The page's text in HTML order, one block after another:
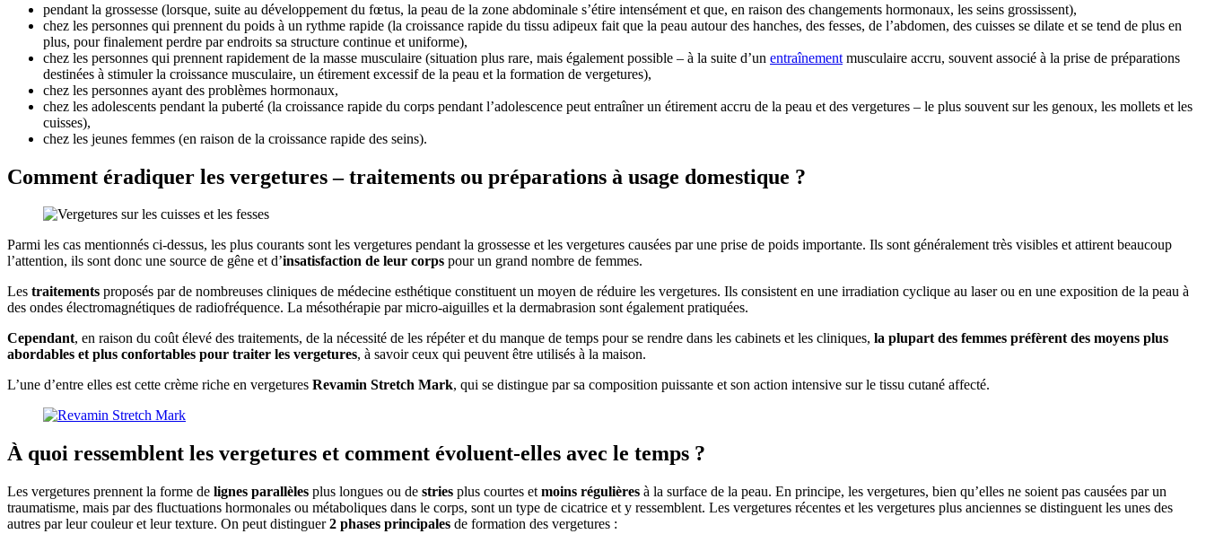
pendant la grossesse (lorsque, suite au développement du fœtus, la peau de la zone abdominale s’étire intensément et que, en raison des changements hormonaux, les seins grossissent),
chez les personnes qui prennent du poids à un rythme rapide (la croissance rapide du tissu adipeux fait que la peau autour des hanches, des fesses, de l’abdomen, des cuisses se dilate et se tend de plus en
plus, pour finalement perdre par endroits sa structure continue et uniforme),
chez les personnes qui prennent rapidement de la masse musculaire (situation plus rare, mais également possible – à la suite d’un entraînement musculaire accru, souvent associé à la prise de préparations
destinées à stimuler la croissance musculaire, un étirement excessif de la peau et la formation de vergetures),
chez les personnes ayant des problèmes hormonaux,
chez les adolescents pendant la puberté (la croissance rapide du corps pendant l’adolescence peut entraîner un étirement accru de la peau et des vergetures – le plus souvent sur les genoux, les mollets et les
cuisses),
chez les jeunes femmes (en raison de la croissance rapide des seins).
Comment éradiquer les vergetures – traitements ou préparations à usage domestique ?
Parmi les cas mentionnés ci-dessus, les plus courants sont les vergetures pendant la grossesse et les vergetures causées par une prise de poids importante. Ils sont généralement très visibles et attirent beaucoup
l’attention, ils sont donc une source de gêne et d’insatisfaction de leur corps pour un grand nombre de femmes.
Les traitements proposés par de nombreuses cliniques de médecine esthétique constituent un moyen de réduire les vergetures. Ils consistent en une irradiation cyclique au laser ou en une exposition de la peau à
des ondes électromagnétiques de radiofréquence. La mésothérapie par micro-aiguilles et la dermabrasion sont également pratiquées.
Cependant, en raison du coût élevé des traitements, de la nécessité de les répéter et du manque de temps pour se rendre dans les cabinets et les cliniques, la plupart des femmes préfèrent des moyens plus
abordables et plus confortables pour traiter les vergetures, à savoir ceux qui peuvent être utilisés à la maison.
L’une d’entre elles est cette crème riche en vergetures Revamin Stretch Mark, qui se distingue par sa composition puissante et son action intensive sur le tissu cutané affecté.
À quoi ressemblent les vergetures et comment évoluent-elles avec le temps ?
Les vergetures prennent la forme de lignes parallèles plus longues ou de stries plus courtes et moins régulières à la surface de la peau. En principe, les vergetures, bien qu’elles ne soient pas causées par un
traumatisme, mais par des fluctuations hormonales ou métaboliques dans le corps, sont un type de cicatrice et y ressemblent. Les vergetures récentes et les vergetures plus anciennes se distinguent les unes des
autres par leur couleur et leur texture. On peut distinguer2 phases principales de formation des vergetures :